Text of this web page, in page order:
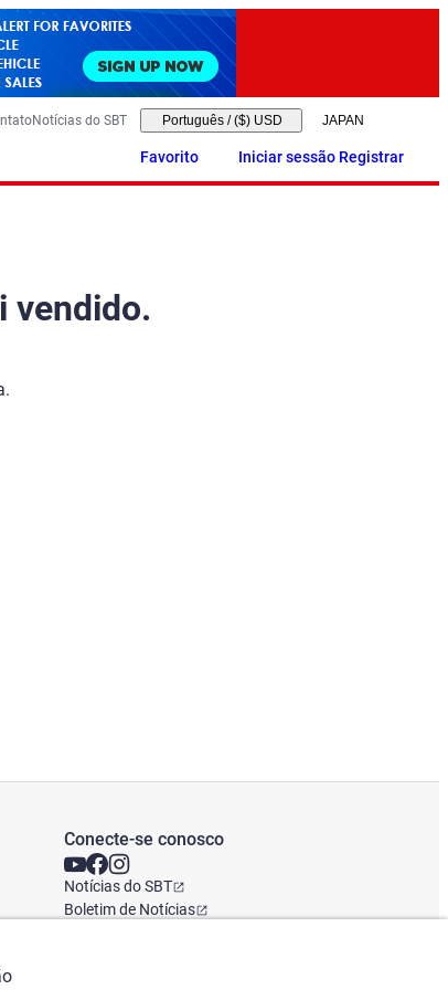
Notícias do SBT Português / ($) USD
Favorito Iniciar sessão Registrar
vendido.
Conecte-se conosco
Notícias do SBT
Boletim de Notícias